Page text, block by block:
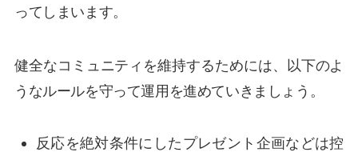
ってしまいます。
健全なコミュニティを維持するためには、以下のよ
うなルールを守って運用を進めていきましょう。
反応を絶対条件にしたプレゼント企画などは控